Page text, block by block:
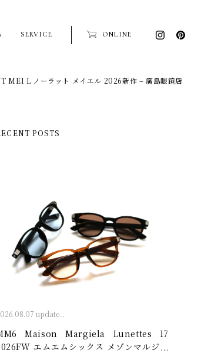
SERVICE ONLINE
MEI L ノーラット メイエル 2026新作 – 廣島眼鏡店
POSTS
update...
Maison Margiela Lunettes 17
エムエムシックス メゾンマルジェ